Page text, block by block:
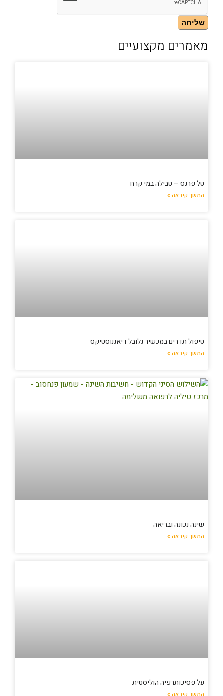
שליחה
מאמרים מקצועיים
טל פרנס – טבילה במי קרח
המשך קיראה »
טיפול תדרים במכשיר גלובל דיאגנוסטיקס
המשך קיראה »
שינה נכונה ובריאה
המשך קיראה »
על פסיכותרפיה הוליסטית
המשך קיראה »